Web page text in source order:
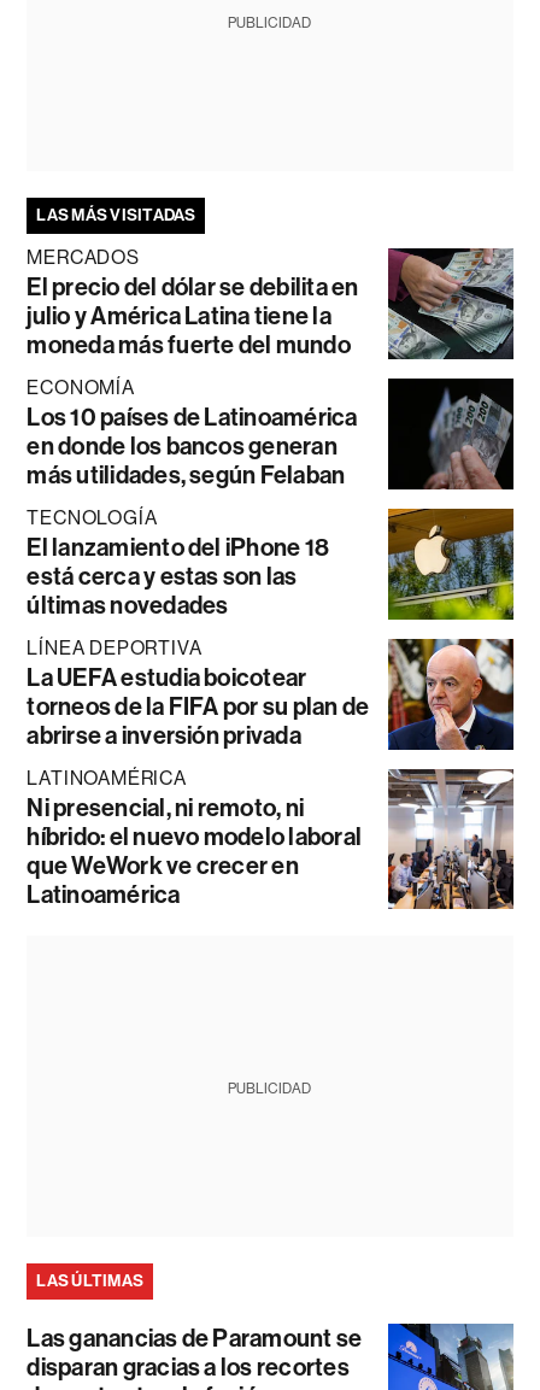
PUBLICIDAD
LAS MÁS VISITADAS
MERCADOS
El precio del dólar se debilita en
julio y América Latina tiene la
moneda más fuerte del mundo
ECONOMÍA
Los 10 países de Latinoamérica
en donde los bancos generan
más utilidades, según Felaban
TECNOLOGÍA
El lanzamiento del iPhone 18
está cerca y estas son las
últimas novedades
LÍNEA DEPORTIVA
La UEFA estudia boicotear
torneos de la FIFA por su plan de
abrirse a inversión privada
LATINOAMÉRICA
Ni presencial, ni remoto, ni
híbrido: el nuevo modelo laboral
que WeWork ve crecer en
Latinoamérica
PUBLICIDAD
LAS ÚLTIMAS
Las ganancias de Paramount se
disparan gracias a los recortes